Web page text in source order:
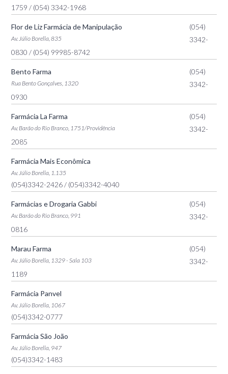
1759/ (054) 3342-1968
Flor de Liz Farmácia de Manipulação
Av. Júlio Borella, 835
(054)
3342-
0830/ (054) 99985-8742
Bento Farma
Rua Bento Gonçalves, 1320
(054)
3342-
0930
Farmácia La Farma
Av. Barão do Rio Branco, 1751/Providência
(054)
3342-
2085
Farmácia Mais Econômica
Av. Júlio Borella, 1.135
(054)3342-2426/ (054)3342-4040
Farmácias e Drogaria Gabbi
Av. Barão do Rio Branco, 991
(054)
3342-
0816
Marau Farma
Av. Júlio Borella, 1329 - Sala 103
(054)
3342-
1189
Farmácia Panvel
Av. Júlio Borella, 1067
(054)3342-0777
Farmácia São João
Av. Júlio Borella, 947
(054)3342-1483